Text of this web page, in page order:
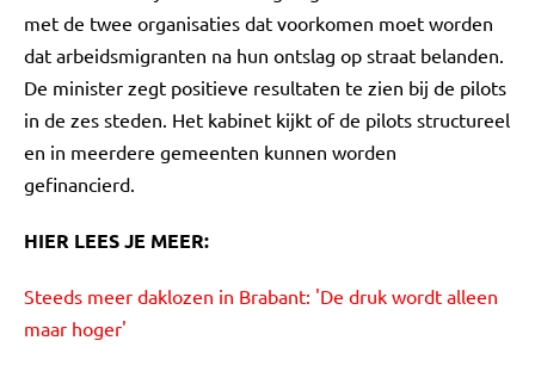
met de twee organisaties dat voorkomen moet worden
dat arbeidsmigranten na hun ontslag op straat belanden.
De minister zegt positieve resultaten te zien bij de pilots
in de zes steden. Het kabinet kijkt of de pilots structureel
en in meerdere gemeenten kunnen worden
gefinancierd.
HIER LEES JE MEER:
Steeds meer daklozen in Brabant: 'De druk wordt alleen
maar hoger'